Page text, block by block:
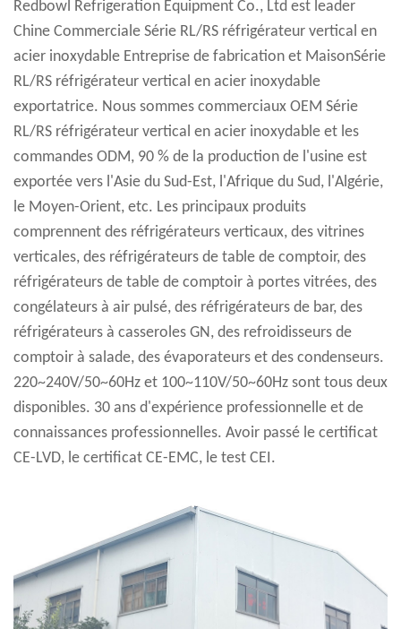
Redbowl Refrigeration Equipment Co., Ltd est leader
Chine Commerciale Série RL/RS réfrigérateur vertical en
acier inoxydable Entreprise de fabrication et MaisonSérie
RL/RS réfrigérateur vertical en acier inoxydable
exportatrice. Nous sommes commerciaux OEM Série
RL/RS réfrigérateur vertical en acier inoxydable et les
commandes ODM, 90 % de la production de l'usine est
exportée vers l'Asie du Sud-Est, l'Afrique du Sud, l'Algérie,
le Moyen-Orient, etc. Les principaux produits
comprennent des réfrigérateurs verticaux, des vitrines
verticales, des réfrigérateurs de table de comptoir, des
réfrigérateurs de table de comptoir à portes vitrées, des
congélateurs à air pulsé, des réfrigérateurs de bar, des
réfrigérateurs à casseroles GN, des refroidisseurs de
comptoir à salade, des évaporateurs et des condenseurs.
220~240V/50~60Hz et 100~110V/50~60Hz sont tous deux
disponibles. 30 ans d'expérience professionnelle et de
connaissances professionnelles. Avoir passé le certificat
CE-LVD, le certificat CE-EMC, le test CEI.